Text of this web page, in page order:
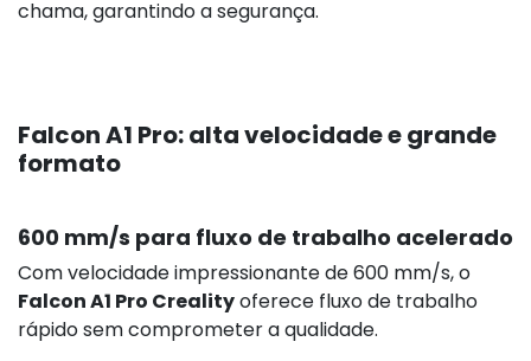
chama, garantindo a segurança.
Falcon A1 Pro: alta velocidade e grande
formato
600 mm/s para fluxo de trabalho acelerado
Com velocidade impressionante de 600 mm/s, o
Falcon A1 Pro Crealityoferece fluxo de trabalho
rápido sem comprometer a qualidade.